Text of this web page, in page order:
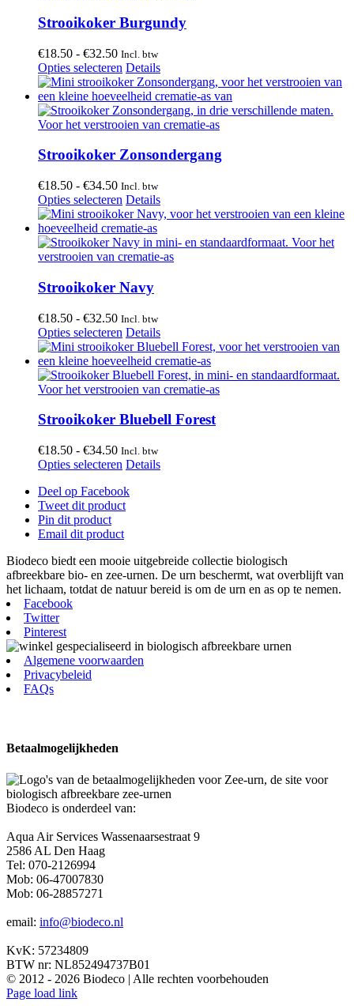
Strooikoker Burgundy
€18.50 - €32.50Prijsklasse:
€18.50
tot
€32.50
Incl. btw
Opties selecteren Dit
product
heeft
meerdere
variaties.
optie
gekozen
worden
op
de
productpagina
Details
Strooikoker Zonsondergang
€18.50 - €34.50Prijsklasse:
€18.50
tot
€34.50
Incl. btw
Opties selecteren Dit
product
heeft
meerdere
variaties.
optie
kan
gekozen
worden
op
de
productpagina
Details
Strooikoker Navy
€18.50 - €32.50Prijsklasse:
€18.50
tot
€32.50
Incl. btw
Opties selecteren Dit
product
heeft
meerdere
variaties.
optie
gekozen
worden
op
de
productpagina
Details
Strooikoker Bluebell Forest
€18.50 - €34.50Prijsklasse:
€18.50
€34.50
Incl. btw
Opties selecteren Dit
heeft
meerdere
kan
gekozen
worden
Details
Deel op Facebook
Tweet dit product
Pin dit product
Email dit product
Biodeco biedt een mooie uitgebreide collectie biologisch
afbreekbare bio- en zee-urnen. De urn beschermt, wat overblijft van
het lichaam, totdat de natuur bereid is om de urn en as op te nemen.
Facebook
Twitter
Pinterest
Algemene voorwaarden
Privacybeleid
FAQs
Betaalmogelijkheden
Biodeco is onderdeel van:
Aqua Air Services Wassenaarsestraat 9
2586 AL Den Haag
Tel: 070-2126994
Mob: 06-47007830
Mob: 06-28857271
email: info@biodeco.nl
KvK: 57234809
BTW nr: NL852494737B01
© 2012 - 2026 Biodeco | Alle rechten voorbehouden
Facebook
X
Instagram
Pinterest
Page load link